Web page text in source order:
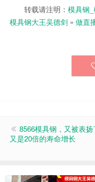
转载请注明： 模具钢
模具钢大王吴德剑 » 做直
8566模具钢，又被表扬
又是20倍的寿命增长